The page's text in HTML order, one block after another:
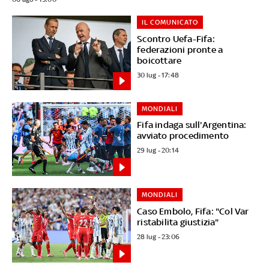
Scontro Uefa-Fifa:
federazioni pronte a
boicottare
IL COMUNICATO
30 lug - 17:48
Fifa indaga sull'Argentina:
avviato procedimento
MONDIALI
29 lug - 20:14
Caso Embolo, Fifa: "Col Var
ristabilita giustizia"
MONDIALI
28 lug - 23:06